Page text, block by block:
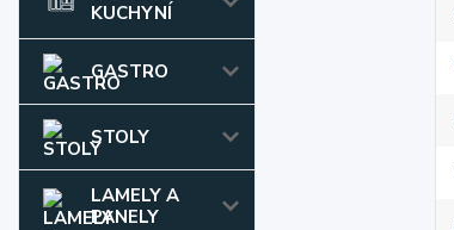
KUCHYNÍ
GASTRO
STOLY
LAMELY A
PANELY